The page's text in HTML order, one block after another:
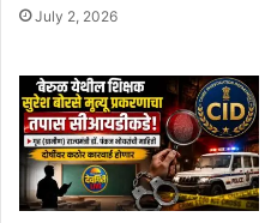
July 2, 2026